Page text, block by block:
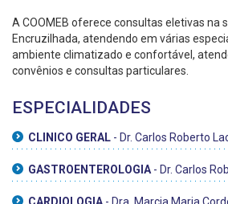
A COOMEB oferece consultas eletivas na
Encruzilhada, atendendo em várias
ambiente climatizado e confortável,
convênios e consultas particulares.
ESPECIALIDADES
CLINICO GERAL - Dr. Carlos Roberto
GASTROENTEROLOGIA - Dr. Carlos